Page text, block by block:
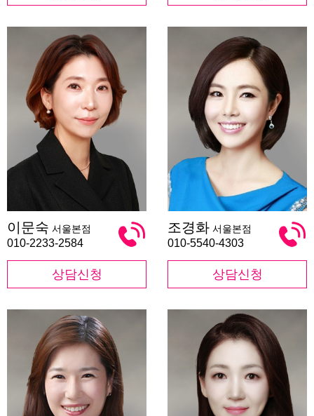
문
숙
이문숙 서울본점
010-2233-2584
상담신청
경
화
조경화 서울본점
010-5540-4303
상담신청